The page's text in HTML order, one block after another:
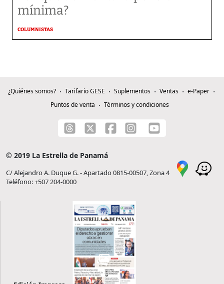
mínima?
COLUMNISTAS
¿Quiénes somos? Tarifario GESE Suplementos Ventas
e-Paper
Puntos de venta
Términos y condiciones
© 2019 La Estrella de Panamá
C/ Alejandro A. Duque G. - Apartado 0815-00507, Zona 4
Teléfono: +507 204-0000